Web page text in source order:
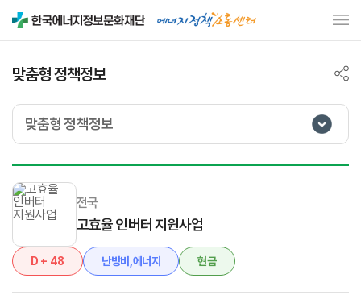
맞춤형 정책정보
맞춤형 정책정보
전국
고효율 인버터 지원사업
D + 48 난방비,에너지 현금